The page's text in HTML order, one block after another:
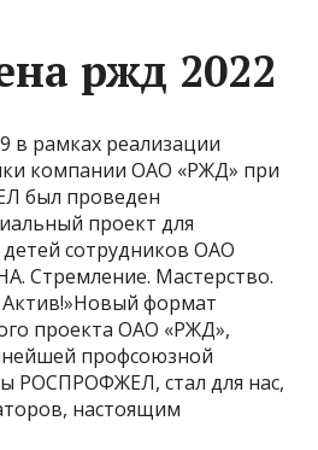
ржд 2022
в рамках реализации
компании ОАО «РЖД» при
был проведен
проект для
сотрудников ОАО
Стремление. Мастерство.
Актив!»Новый формат
проекта ОАО «РЖД»,
профсоюзной
РОСПРОФЖЕЛ, стал для нас,
настоящим